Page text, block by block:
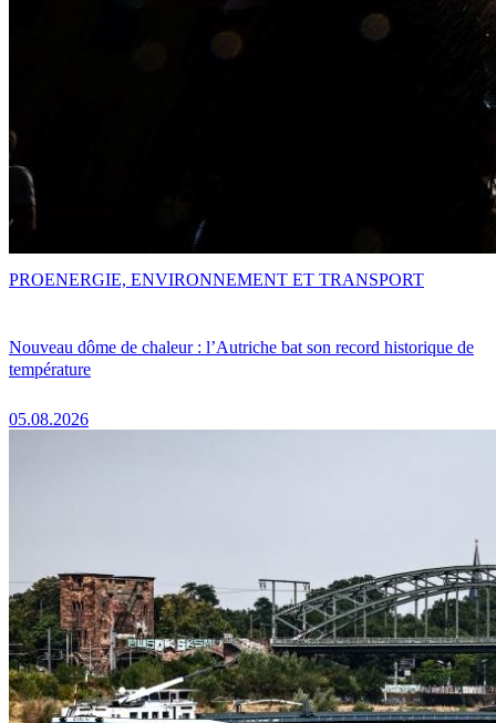
Nouveau dôme de chaleur : l’Autriche bat son record historique de
température
05.08.2026
PROENERGIE, ENVIRONNEMENT ET TRANSPORT